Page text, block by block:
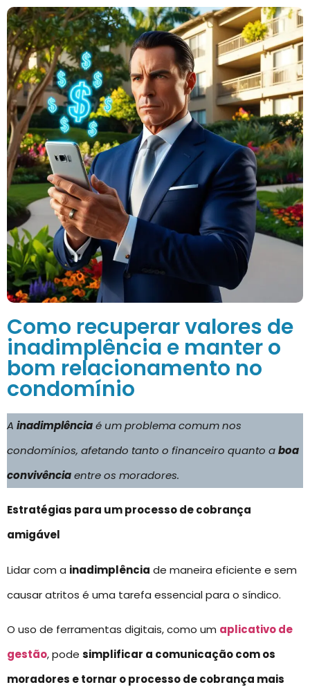
Como recuperar valores de
inadimplência e manter o
bom relacionamento no
condomínio
A inadimplênciaé um problema comum nos
condomínios, afetando tanto o financeiro quanto aboa
convivênciaentre os moradores.
Estratégias para um processo de cobrança
amigável
Lidar com a inadimplência de maneira eficiente e sem
causar atritos é uma tarefa essencial para o síndico.
O uso de ferramentas digitais, como um aplicativo de
gestão, pode simplificar a comunicação com os
moradores e tornar o processo de cobrança mais